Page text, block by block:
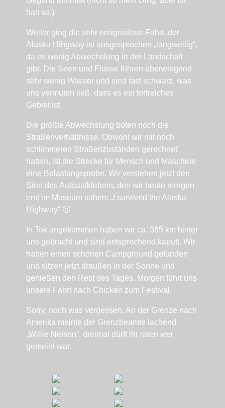
halt so.)
Weiter ging die sehr ereignislose Fahrt, der
Alaska Hihgway ist ausgesprochen „langweilig“,
da es wenig Abwechslung in der Landschaft
gibt. Die Seen und Flüsse führen überwiegend
sehr wenig Wasser und sind fast schwarz, was
uns vermuten ließ, dass es ein torfreiches
Gebiet ist.
Die größte Abwechslung boten noch die
Straßenverhältnisse. Obwohl wir mit noch
schlimmeren Straßenzuständen gerechnet
hatten, ist die Strecke für Mensch und Maschine
eine Belastungsprobe. Wir verstehen jetzt den
Sinn des Autoaufklebers, den wir heute morgen
erst im Museum sahen: „I survived the Alaska
Highway“ 🙂
In Tok angekommen haben wir ca. 385 km hinter
uns gebracht und sind entsprechend kaputt. Wir
haben einen schönen Campground gefunden
und sitzen jetzt draußen in der Sonne und
genießen den Rest des Tages. Morgen führt uns
unsere Fahrt nach Chicken zum Festival
Sorry, noch was vergessen. An der Grenze nach
Amerika meinte der Grenzbeamte lachend
„Willie Nelson“, dreimal dürft ihr raten wer
gemeint war.